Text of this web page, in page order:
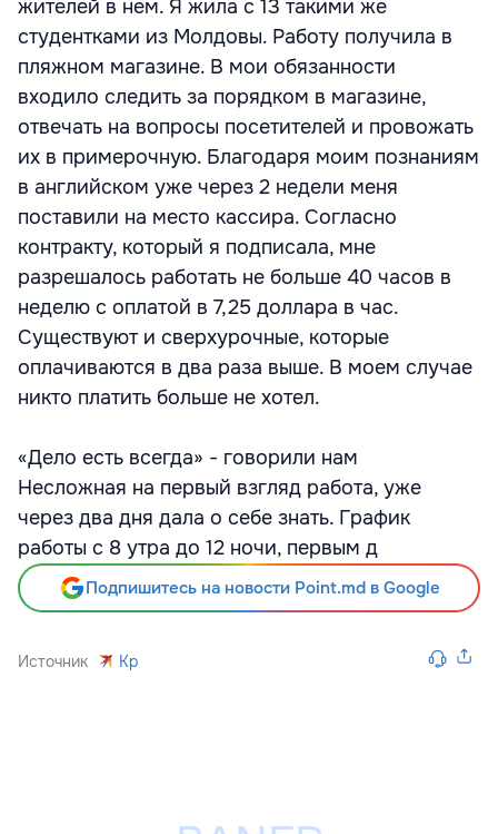
жителей в нем. Я жила с 13 такими же
студентками из Молдовы. Работу получила в
пляжном магазине. В мои обязанности
входило следить за порядком в магазине,
отвечать на вопросы посетителей и провожать
их в примерочную. Благодаря моим познаниям
в английском уже через 2 недели меня
поставили на место кассира. Согласно
контракту, который я подписала, мне
разрешалось работать не больше 40 часов в
неделю с оплатой в 7,25 доллара в час.
Существуют и сверхурочные, которые
оплачиваются в два раза выше. В моем случае
никто платить больше не хотел.
«Дело есть всегда» - говорили нам
Несложная на первый взгляд работа, уже
через два дня дала о себе знать. График
работы с 8 утра до 12 ночи, первым д
Подпишитесь на новости Point.md в Google
Источник Kp